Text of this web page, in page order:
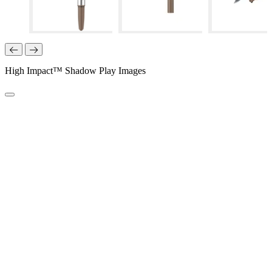
High Impact™ Shadow Play Images